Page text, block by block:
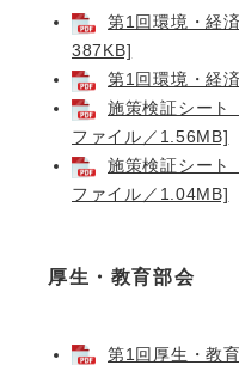
第1回環境・経
387KB]
第1回環境・経
施策検証シート
ファイル／1.56MB]
施策検証シート
ファイル／1.04MB]
厚生・教育部会
第1回厚生・教